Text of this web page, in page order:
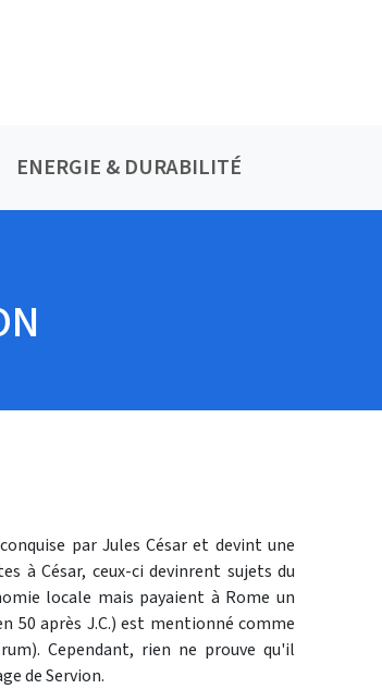
ENERGIE & DURABILITÉ
par Jules César et devint une
à César, ceux-ci devinrent sujets du
locale mais payaient à Rome un
50 après J.C.) est mentionné comme
Cependant, rien ne prouve qu'il
de Servion.